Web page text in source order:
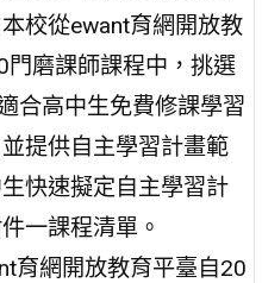
校從ewant育網開放教
門磨課師課程中，挑選
合高中生免費修課學習
提供自主學習計畫範
快速擬定自主學習計
一課程清單。
育網開放教育平臺自20